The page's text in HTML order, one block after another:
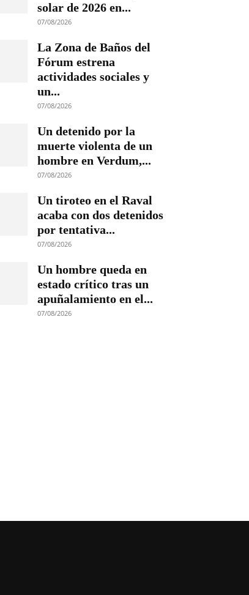
solar de 2026 en...
07/08/2026
La Zona de Baños del
Fórum estrena
actividades sociales y
un...
07/08/2026
Un detenido por la
muerte violenta de un
hombre en Verdum,...
07/08/2026
Un tiroteo en el Raval
acaba con dos detenidos
por tentativa...
07/08/2026
Un hombre queda en
estado crítico tras un
apuñalamiento en el...
07/08/2026